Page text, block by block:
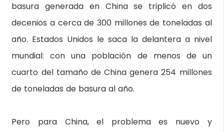
basura generada en China se triplicó en dos
decenios a cerca de 300 millones de toneladas al
año. Estados Unidos le saca la delantera a nivel
mundial: con una población de menos de un
cuarto del tamaño de China genera 254 millones
de toneladas de basura al año.
Pero para China, el problema es nuevo y